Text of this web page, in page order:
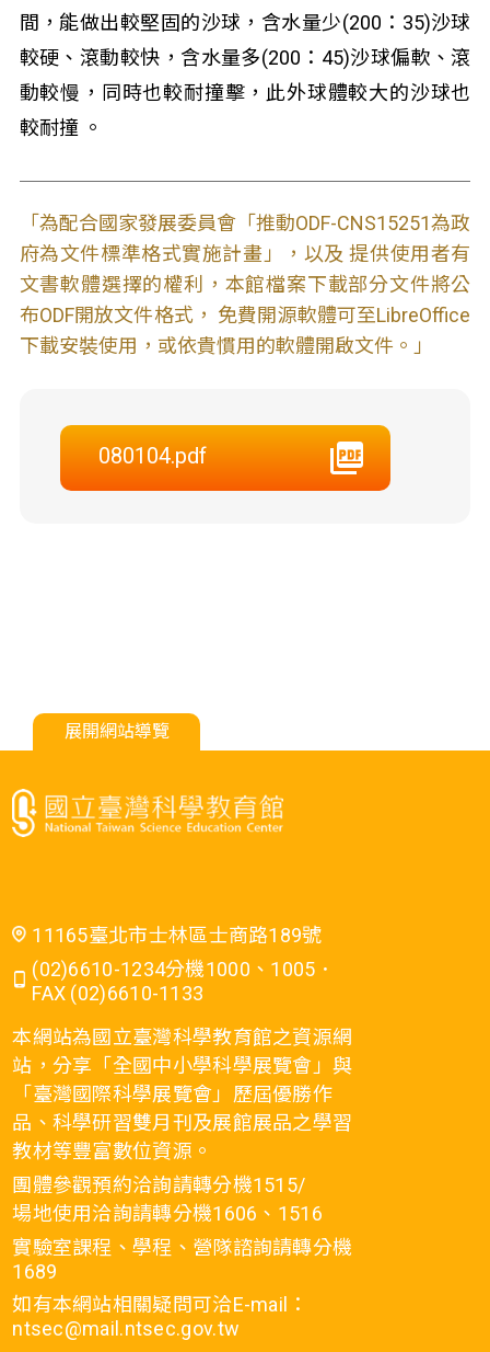
間，能做出較堅固的沙球，含水量少(200：35)沙球
較硬、滾動較快，含水量多(200：45)沙球偏軟、滾
動較慢，同時也較耐撞擊，此外球體較大的沙球也
較耐撞 。
「為配合國家發展委員會「推動ODF-CNS15251為政
府為文件標準格式實施計畫」，以及 提供使用者有
文書軟體選擇的權利，本館檔案下載部分文件將公
布ODF開放文件格式， 免費開源軟體可至LibreOffice
下載安裝使用，或依貴慣用的軟體開啟文件。」
080104.pdf
展開網站導覽
11165臺北市士林區士商路189號
(02)6610-1234分機1000、1005．
FAX (02)6610-1133
本網站為國立臺灣科學教育館之資源網
站，分享「全國中小學科學展覽會」與
「臺灣國際科學展覽會」歷屆優勝作
品、科學研習雙月刊及展館展品之學習
教材等豐富數位資源。
團體參觀預約洽詢請轉分機1515/
場地使用洽詢請轉分機1606、1516
實驗室課程、學程、營隊諮詢請轉分機
1689
如有本網站相關疑問可洽E-mail：
ntsec@mail.ntsec.gov.tw